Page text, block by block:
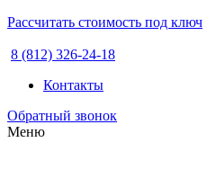
Рассчитать стоимость под ключ
8 (812) 326-24-18
Контакты
Обратный звонок
Меню